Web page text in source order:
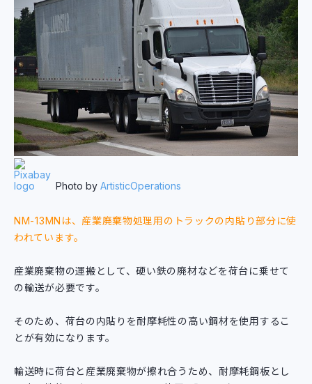
Photo by ArtisticOperations
NM-13MNは、産業廃棄物処理用のトラックの内貼り部分に使
われています。
産業廃棄物の運搬として、硬い鉄の廃材などを荷台に乗せて
の輸送が必要です。
そのため、荷台の内貼りを耐摩耗性の高い鋼材を使用するこ
とが有効になります。
輸送時に荷台と産業廃棄物が擦れ合うため、耐摩耗鋼板とし